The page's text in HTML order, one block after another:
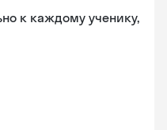
к каждому ученику,